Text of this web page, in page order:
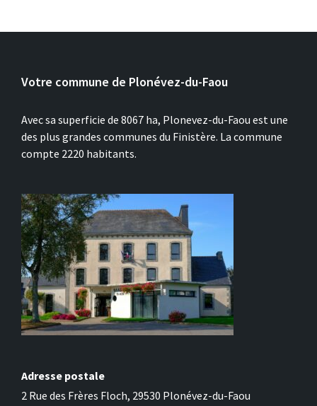
Votre commune de Plonévez-du-Faou
Avec sa superficie de 8067 ha, Plonevez-du-Faou est une
des plus grandes communes du Finistère. La commune
compte 2220 habitants.
Adresse postale
2 Rue des Frères Floch, 29530 Plonévez-du-Faou